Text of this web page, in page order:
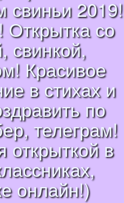
свиньи 2019!
Открытка со
свинкой,
Красивое
в стихах и
по
телеграм!
открыткой в
онлайн!)